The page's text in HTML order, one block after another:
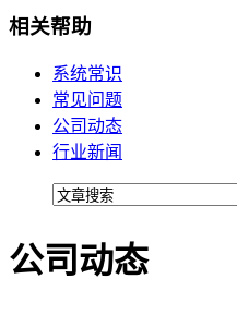
贴心的服务
机柜租用
BGP机柜租用
自建T4级别数据中心
双线机柜租用
电信机柜租用
电信直营数据中心
相关帮助
系统常识
常见问题
公司动态
行业新闻
公司动态